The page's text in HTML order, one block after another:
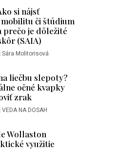
si nájsť
či štúdium
prečo je dôležité
(SAIA)
Sára Molitorisová
liečbu slepoty?
očné kvapky
zrak
VEDA NA DOSAH
Wollaston
využitie